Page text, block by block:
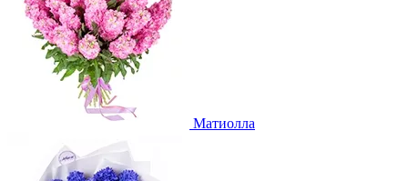
Матиолла